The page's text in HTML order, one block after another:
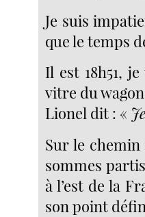
Je suis
que le temps
Il est 18h51,
vitre du
Lionel dit : «
Sur le chemin
sommes
à l’est de la
son point